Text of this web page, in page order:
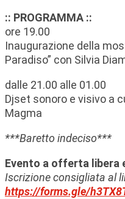
:: PROGRAMMA ::
ore 19.00
Inaugurazione della
Paradiso” con Silvia
dalle 21.00 alle 01.00
Djset sonoro e visivo a
Magma
***Baretto indeciso***
Evento a offerta libera
Iscrizione consigliata al
https://forms.gle/